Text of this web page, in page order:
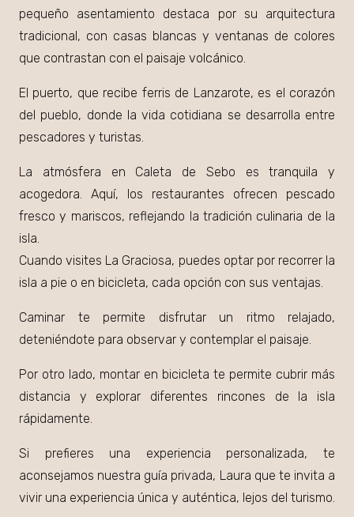
pequeño asentamiento destaca por su arquitectura
tradicional, con casas blancas y ventanas de colores
que contrastan con el paisaje volcánico.
El puerto, que recibe ferris de Lanzarote, es el corazón
del pueblo, donde la vida cotidiana se desarrolla entre
pescadores y turistas.
La atmósfera en Caleta de Sebo es tranquila y
acogedora. Aquí, los restaurantes ofrecen pescado
fresco y mariscos, reflejando la tradición culinaria de la
isla.
Cuando visites La Graciosa, puedes optar por recorrer la
isla a pie o en bicicleta, cada opción con sus ventajas.
Caminar te permite disfrutar un ritmo relajado,
deteniéndote para observar y contemplar el paisaje.
Por otro lado, montar en bicicleta te permite cubrir más
distancia y explorar diferentes rincones de la isla
rápidamente.
Si prefieres una experiencia personalizada, te
aconsejamos nuestra guía privada, Laura que te invita a
vivir una experiencia única y auténtica, lejos del turismo.